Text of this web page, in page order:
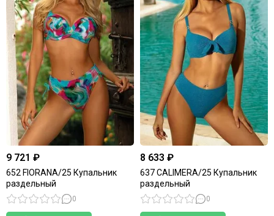
9 721 ₽
652 FIORANA/25 Купальник
раздельный
0
8 633 ₽
637 CALIMERA/25 Купальник
раздельный
0